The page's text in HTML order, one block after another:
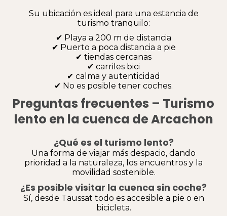
Su ubicación es ideal para una estancia de
turismo tranquilo:
✔ Playa a 200 m de distancia
✔ Puerto a poca distancia a pie
✔ tiendas cercanas
✔ carriles bici
✔ calma y autenticidad
✔ No es posible tener coches.
Preguntas frecuentes – Turismo
lento en la cuenca de Arcachon
¿Qué es el turismo lento?
Una forma de viajar más despacio, dando
prioridad a la naturaleza, los encuentros y la
movilidad sostenible.
¿Es posible visitar la cuenca sin coche?
Sí, desde Taussat todo es accesible a pie o en
bicicleta.